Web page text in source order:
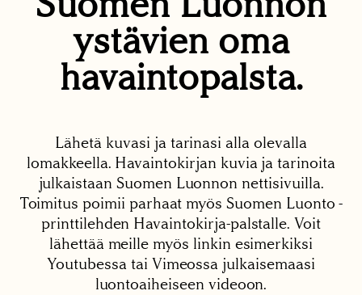
ystävien oma
havaintopalsta.
Lähetä kuvasi ja tarinasi alla olevalla
lomakkeella. Havaintokirjan kuvia ja tarinoita
julkaistaan Suomen Luonnon nettisivuilla.
Toimitus poimii parhaat myös Suomen Luonto -
printtilehden Havaintokirja-palstalle. Voit
lähettää meille myös linkin esimerkiksi
Youtubessa tai Vimeossa julkaisemaasi
luontoaiheiseen videoon.